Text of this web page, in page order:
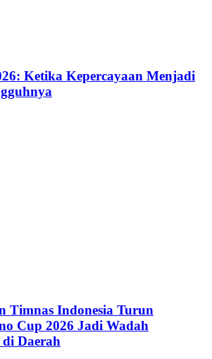
Ketika Kepercayaan Menjadi
Timnas Indonesia Turun
Cup 2026 Jadi Wadah
Daerah